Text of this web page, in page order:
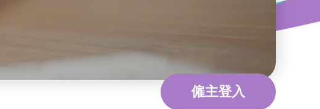
教育康體
環境服務
僱主登入